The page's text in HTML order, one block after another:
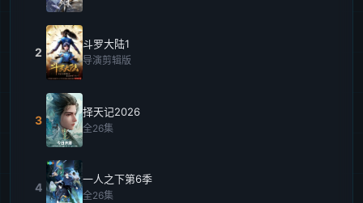
2
斗罗大陆1
导演剪辑版
3
择天记2026
全26集
4
一人之下第6季
全26集